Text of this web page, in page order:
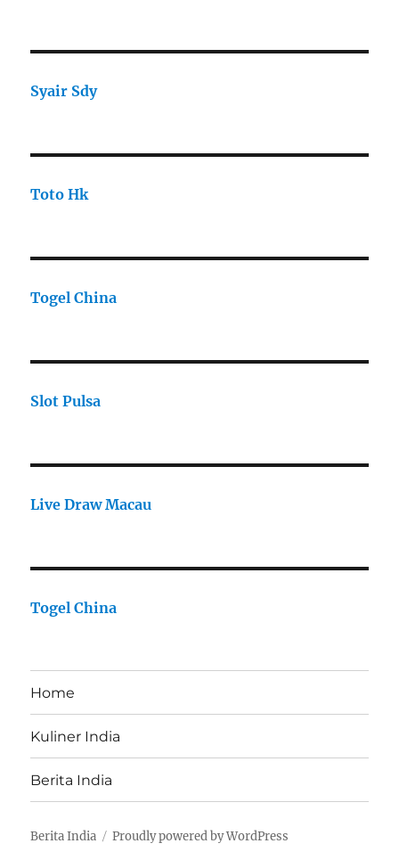
Syair Sdy
Toto Hk
Togel China
Slot Pulsa
Live Draw Macau
Togel China
Home
Kuliner India
Berita India
Berita India Proudly powered by WordPress